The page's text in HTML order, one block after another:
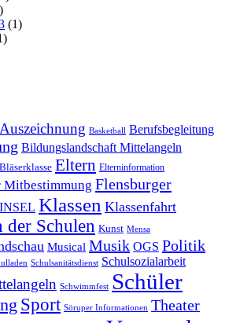
(1)
Auszeichnung Basketball Berufsbegleitung
Bildungslandschaft Mittelangeln
Bläserklasse Eltern Elterninformation
Flensburger
INSEL Klassen Klassenfahrt
der Schulen Kunst Mensa
Musical Musik OGS Politik
Schulsanitätsdienst Schulsozialarbeit
Schwimmfest Schüler
Sport Söruper Informationen Theater